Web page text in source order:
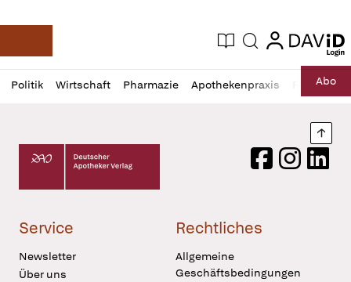
Deutsche Apotheker Zeitung
Aktuelle Ausgabe
Suche login
login
Politik Wirtschaft Pharmazie Apothekenpraxis RechtAbo
Profil
öffnen
Daz
Pur
Deutscher Apotheker Verlag Logo
FacebookInstagram
Service
Newsletter
Über uns
Rechtliches
Allgemeine
Geschäftsbedingungen